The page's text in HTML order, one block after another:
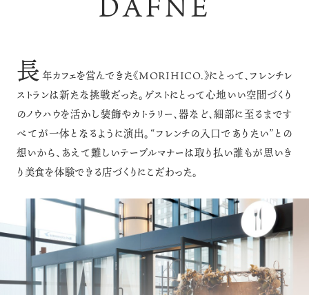
長年カフェを営んできた《MORIHICO.》にとって、フレンチレ
ストランは新たな挑戦だった。ゲストにとって心地いい空間づくり
のノウハウを活かし装飾やカトラリー、器など、細部に至るまです
べてが一体となるように演出。“フレンチの入口でありたい”との
想いから、あえて難しいテーブルマナーは取り払い誰もが思いき
り美食を体験できる店づくりにこだわった。